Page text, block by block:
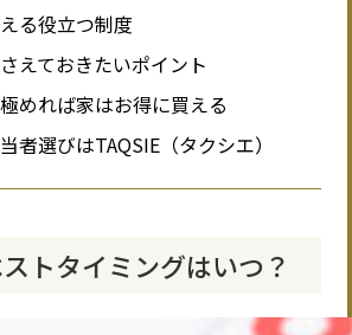
る役立つ制度
えておきたいポイント
めれば家はお得に買える
者選びはTAQSIE（タクシエ）
トタイミングはいつ？